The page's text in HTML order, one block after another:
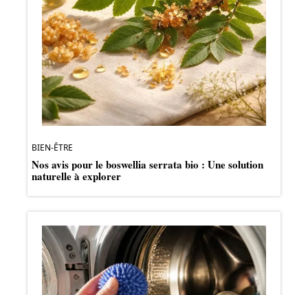
BIEN-ÊTRE
Nos avis pour le boswellia serrata bio : Une solution
naturelle à explorer